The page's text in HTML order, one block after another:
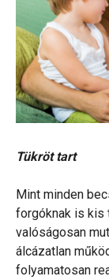
Tükröt tart
Mint minden
forgóknak is kis
valóságosan
álcázatlan
folyamatosan